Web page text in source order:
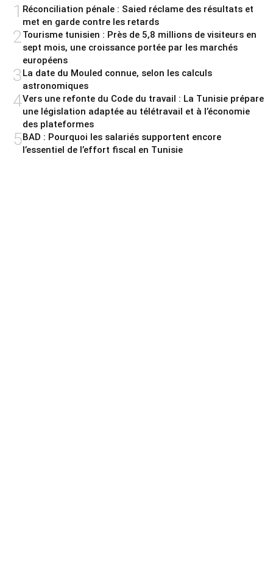
1 Réconciliation pénale : Saied réclame des résultats et
met en garde contre les retards
2 Tourisme tunisien : Près de 5,8 millions de visiteurs en
sept mois, une croissance portée par les marchés
européens
3La date du Mouled connue, selon les calculs
astronomiques
4Vers une refonte du Code du travail : La Tunisie prépare
une législation adaptée au télétravail et à l’économie
des plateformes
5BAD : Pourquoi les salariés supportent encore
l’essentiel de l’effort fiscal en Tunisie